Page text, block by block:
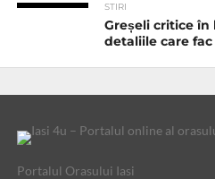
STIRI
Greșeli critice în
detaliile care
Portalul Orasului Iasi